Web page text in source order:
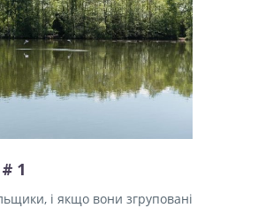
1
і якщо вони згруповані